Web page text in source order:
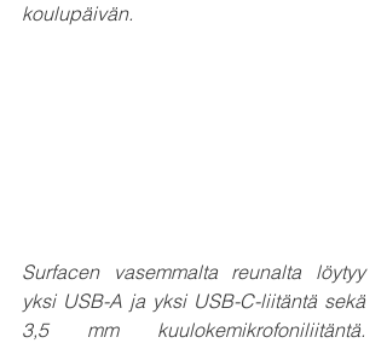
koulupäivän.
Surfacen vasemmalta reunalta löytyy
yksi USB-A ja yksi USB-C-liitäntä sekä
3,5 mm kuulokemikrofoniliitäntä.